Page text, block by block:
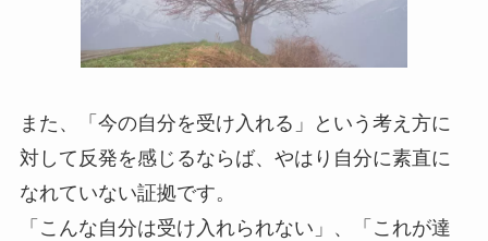
また、「今の自分を受け入れる」という考え方に
対して反発を感じるならば、やはり自分に素直に
なれていない証拠です。
「こんな自分は受け入れられない」、「これが達